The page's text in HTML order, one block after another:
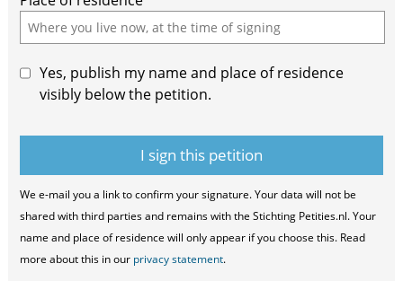
Yes, publish my name and place of residence
visibly below the petition.
We e-mail you a link to confirm your signature. Your data will not be
shared with third parties and remains with the Stichting Petities.nl. Your
name and place of residence will only appear if you choose this. Read
more about this in our privacy statement.